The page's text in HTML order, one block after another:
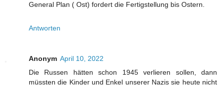
General Plan ( Ost) fordert die Fertigstellung bis Ostern.
Antworten
Anonym April 10, 2022
Die Russen hätten schon 1945 verlieren sollen, dann
müssten die Kinder und Enkel unserer Nazis sie heute nicht